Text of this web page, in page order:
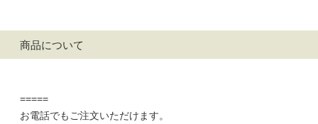
商品について
=====
お電話でもご注文いただけます。